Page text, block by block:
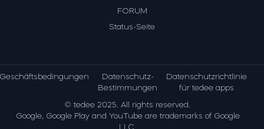
FORUM
Status-Seite
Geschäftsbedingungen
Datenschutz-
Bestimmungen
Datenschutzrichtlinie
für tedee apps
© tedee 2025. All rights reserved.
Google, Google Play and YouTube are trademarks of Google
LLC.